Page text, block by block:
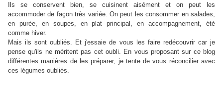
Ils se conservent bien, se cuisinent aisément et on peut les
accommoder de façon très variée. On peut les consommer en salades,
en purée, en soupes, en plat principal, en accompagnement, été
comme hiver.
Mais ils sont oubliés. Et j'essaie de vous les faire redécouvrir car je
pense qu'ils ne méritent pas cet oubli. En vous proposant sur ce blog
différentes manières de les préparer, je tente de vous réconcilier avec
ces légumes oubliés.